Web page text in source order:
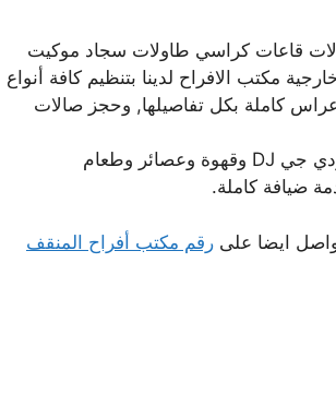
قاعات كراسي طاولات سجاد موكيت
مكتب الافراح لدينا بتنظيم كافة أنواع
كاملة بكل تفاصيلها, وحجز صالات
حيث نقوم بتأمين كل المستلزمات للحفل من كراسي وسجاد ودي جي DJ وقهوة وعصائر وطعام
ضيافة كاملة.
ايضا على رقم مكتب أفراح المنقف